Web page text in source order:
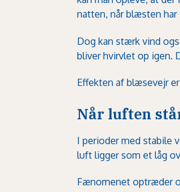
natten, når blæsten har
Dog kan stærk vind
bliver hvirvlet op igen.
Effekten af blæsevejr
Når luften
I perioder med stabile
luft ligger som et låg
Fænomenet optræder